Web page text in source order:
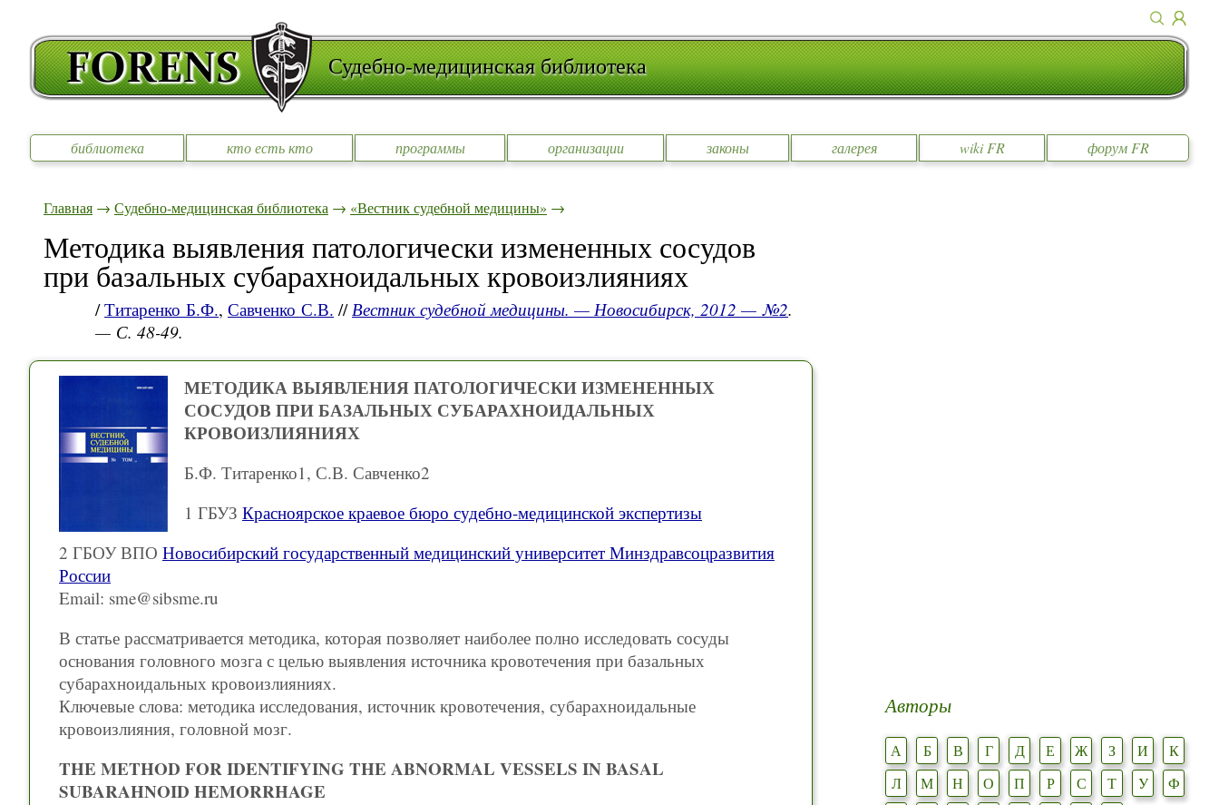
Судебно-медицинская библиотека
библиотека кто есть кто программы организации законы галерея wiki FR форум FR
Главная → Судебно-медицинская библиотека → «Вестник судебной медицины» →
Методика выявления патологически измененных сосудов
при базальных субарахноидальных кровоизлияниях
/Титаренко Б.Ф., Савченко С.В. //Вестник судебной медицины. — Новосибирск, 2012 — №2.
— С. 48-49.
МЕТОДИКА ВЫЯВЛЕНИЯ ПАТОЛОГИЧЕСКИ ИЗМЕНЕННЫХ
СОСУДОВ ПРИ БАЗАЛЬНЫХ СУБАРАХНОИДАЛЬНЫХ
КРОВОИЗЛИЯНИЯХ
Б.Ф. Титаренко1, С.В. Савченко2
1 ГБУЗ Красноярское краевое бюро судебно-медицинской экспертизы
2 ГБОУ ВПО Новосибирский государственный медицинский университет Минздравсоцразвития
России
Email: sme@sibsme.ru
В статье рассматривается методика, которая позволяет наиболее полно исследовать сосуды
основания головного мозга с целью выявления источника кровотечения при базальных
субарахноидальных кровоизлияниях.
Ключевые слова: методика исследования, источник кровотечения, субарахноидальные
кровоизлияния, головной мозг.
THE METHOD FOR IDENTIFYING THE ABNORMAL VESSELS IN BASAL
SUBARAHNOID HEMORRHAGE
Авторы
А Б В Г Д Е Ж З И
К
Л
М Н О П Р С Т У
Ф